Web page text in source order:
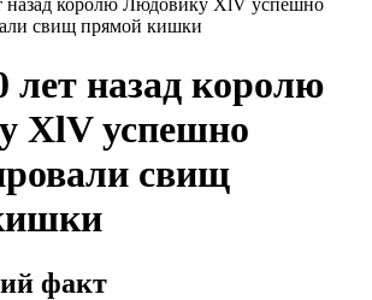
назад королю Людовику ХlV успешно
свищ прямой кишки
лет назад королю
ХlV успешно
свищ
факт